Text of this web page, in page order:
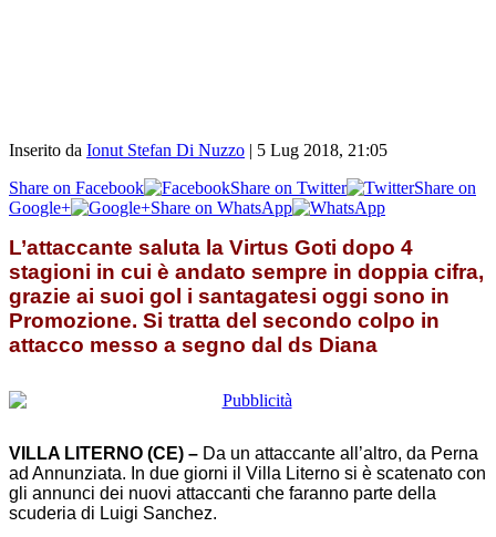
Inserito da Ionut Stefan Di Nuzzo | 5 Lug 2018, 21:05
Share on Facebook
Share on Twitter
Share on
Google+
Share on WhatsApp
L’attaccante saluta la Virtus Goti dopo 4
stagioni in cui è andato sempre in doppia cifra,
grazie ai suoi gol i santagatesi oggi sono in
Promozione. Si tratta del secondo colpo in
attacco messo a segno dal ds Diana
VILLA LITERNO (CE) – Da un attaccante all’altro, da Perna
ad Annunziata. In due giorni il Villa Literno si è scatenato con
gli annunci dei nuovi attaccanti che faranno parte della
scuderia di Luigi Sanchez.